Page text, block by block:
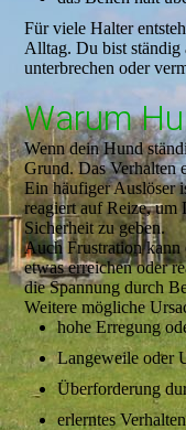
Für viele Halter
Alltag. Du bist ständig
unterbrechen oder
Warum
Wenn dein Hund
Grund. Das Verhalten
Ein häufiger Auslöser
reagiert auf Reize, um
Sicherheit zu geben.
Auch Frustration
etwas erreichen oder
die Spannung durch
Weitere mögliche
hohe Erregung
Langeweile oder
Überforderung
erlerntes